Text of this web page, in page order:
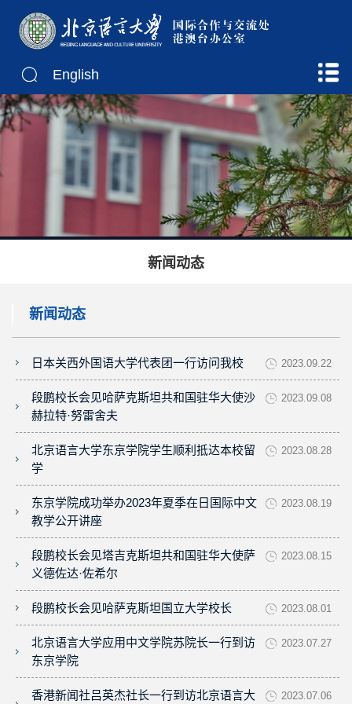
English
新闻动态
新闻动态
2023.09.22
日本关西外国语大学代表团一行访问我校
2023.09.08
段鹏校长会见哈萨克斯坦共和国驻华大使沙
赫拉特·努雷舍夫
2023.08.28
北京语言大学东京学院学生顺利抵达本校留
学
2023.08.19
东京学院成功举办2023年夏季在日国际中文
教学公开讲座
2023.08.15
段鹏校长会见塔吉克斯坦共和国驻华大使萨
义德佐达·佐希尔
2023.08.01
段鹏校长会见哈萨克斯坦国立大学校长
2023.07.27
北京语言大学应用中文学院苏院长一行到访
东京学院
2023.07.06
香港新闻社吕英杰社长一行到访北京语言大